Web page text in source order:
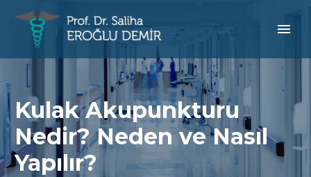
Kulak Akupunkturu
Nedir? Neden ve Nasıl
Yapılır?